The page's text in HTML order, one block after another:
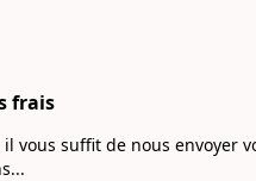
frais
suffit de nous envoyer